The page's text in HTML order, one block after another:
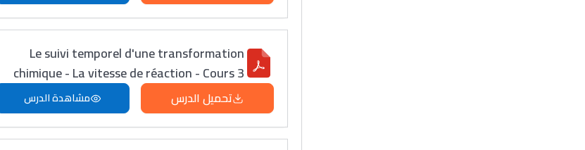
Le suivi temporel d'une transformation
chimique - La vitesse de réaction - Cours 3
تحميل الدرس مشاهدة الدرس